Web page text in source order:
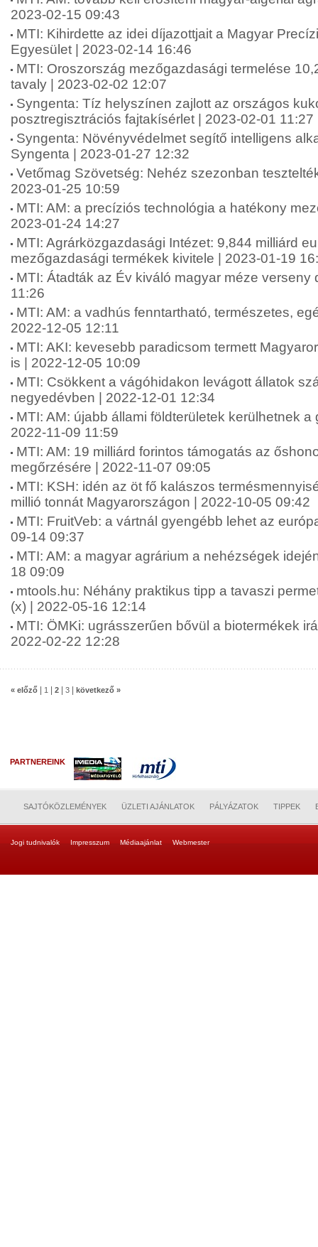
2023-02-15 09:43
MTI: Kihirdette az idei díjazottjait a Magyar
Egyesület | 2023-02-14 16:46
MTI: Oroszország mezőgazdasági termelése
tavaly | 2023-02-02 12:07
Syngenta: Tíz helyszínen zajlott az országos
posztregisztrációs fajtakísérlet | 2023-02-01 11:27
Syngenta: Növényvédelmet segítő intelligens
Syngenta | 2023-01-27 12:32
Vetőmag Szövetség: Nehéz szezonban
2023-01-25 10:59
MTI: AM: a precíziós technológia a hatékony
2023-01-24 14:27
MTI: Agrárközgazdasági Intézet: 9,844 milliárd
mezőgazdasági termékek kivitele | 2023-01-19
MTI: Átadták az Év kiváló magyar méze verseny
11:26
MTI: AM: a vadhús fenntartható, természetes,
2022-12-05 12:11
MTI: AKI: kevesebb paradicsom termett
is | 2022-12-05 10:09
MTI: Csökkent a vágóhidakon levágott állatok
negyedévben | 2022-12-01 12:34
MTI: AM: újabb állami földterületek kerülhetnek
2022-11-09 11:59
MTI: AM: 19 milliárd forintos támogatás az
megőrzésére | 2022-11-07 09:05
MTI: KSH: idén az öt fő kalászos
millió tonnát Magyarországon | 2022-10-05 09:42
MTI: FruitVeb: a vártnál gyengébb lehet az
09-14 09:37
MTI: AM: a magyar agrárium a nehézségek
18 09:09
mtools.hu: Néhány praktikus tipp a tavaszi
(x) | 2022-05-16 12:14
MTI: ÖMKi: ugrásszerűen bővül a biotermékek
2022-02-22 12:28
« előző 1 2 3 következő »
PARTNEREINK
SAJTÓKÖZLEMÉNYEK ÜZLETI AJÁNLATOK PÁLYÁZATOK TIPPEK
Jogi tudnivalók Impresszum Médiaajánlat Webmester